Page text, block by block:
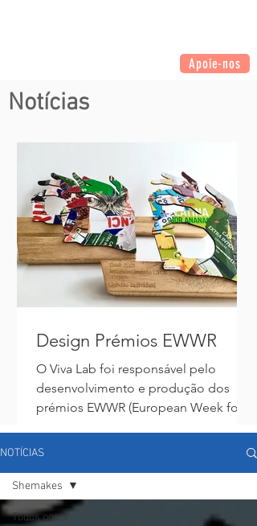
Apoie-nos
Notícias
Design Prémios EWWR
O Viva Lab foi responsável pelo
desenvolvimento e produção dos
prémios EWWR (European Week for
tema...
NOTÍCIAS
Todos posts
Shemakes